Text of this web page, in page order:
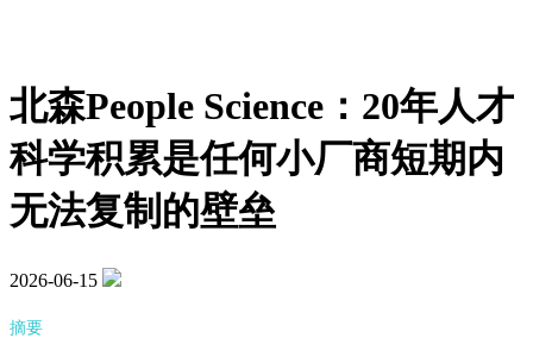
北森People Science：20年人才
科学积累是任何小厂商短期内
无法复制的壁垒
2026-06-15
摘要